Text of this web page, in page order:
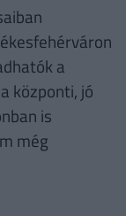
a
központi, jó
is
még